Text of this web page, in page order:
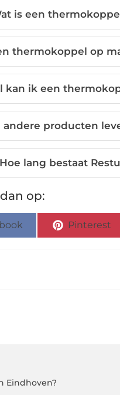
is een
thermokoppel op
kan ik een
andere producten
Hoe lang bestaat
op:
Pinterest
Eindhoven?